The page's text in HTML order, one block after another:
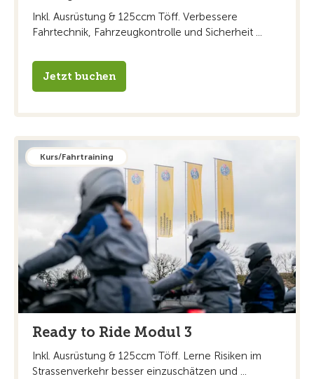
Inkl. Ausrüstung & 125ccm Töff. Verbessere
Fahrtechnik, Fahrzeugkontrolle und Sicherheit ...
Jetzt buchen
Kurs/Fahrtraining
Ready to Ride Modul 3
Inkl. Ausrüstung & 125ccm Töff. Lerne Risiken im
Strassenverkehr besser einzuschätzen und ...